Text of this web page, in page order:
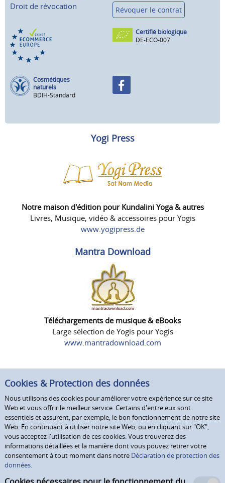
Droit de révocation
Révoquer le contrat
Certifié biologique
DE-ECO-007
Cosmétiques
naturels
BDIH-Standard
Yogi Press
Notre maison d'édition pour Kundalini Yoga & autres
Livres, Musique, vidéo & accessoires pour Yogis
www.yogipress.de
Mantra Download
Téléchargements de musique & eBooks
Large sélection de Yogis pour Yogis
www.mantradownload.com
Cookies & Protection des données
Nous utilisons des cookies pour améliorer votre expérience sur ce site
Web et vous offrir le meilleur service. Certains d'entre eux sont
essentiels et assurent, par exemple, le bon fonctionnement de notre site
Web. En continuant à utiliser notre site Web, ou en cliquant sur "OK",
vous acceptez l'utilisation de ces cookies. Vous trouverez des
informations détaillées et la manière dont vous pouvez retirer votre
consentement à tout moment dans notre Déclaration de protection des
données.